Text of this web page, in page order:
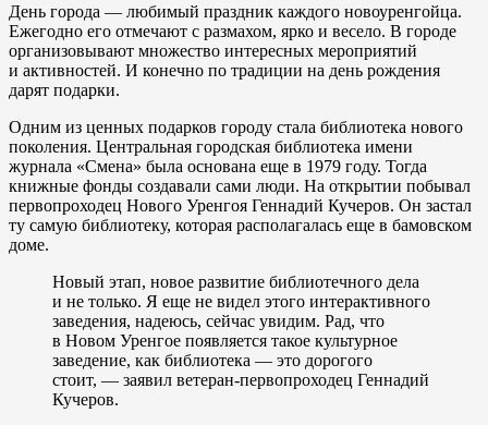
День города — любимый праздник каждого новоуренгойца.
Ежегодно его отмечают с размахом, ярко и весело. В городе
организовывают множество интересных мероприятий
и активностей. И конечно по традиции на день рождения
дарят подарки.
Одним из ценных подарков городу стала библиотека нового
поколения. Центральная городская библиотека имени
журнала «Смена» была основана еще в 1979 году. Тогда
книжные фонды создавали сами люди. На открытии побывал
первопроходец Нового Уренгоя Геннадий Кучеров. Он застал
ту самую библиотеку, которая располагалась еще в бамовском
доме.
Новый этап, новое развитие библиотечного дела
и не только. Я еще не видел этого интерактивного
заведения, надеюсь, сейчас увидим. Рад, что
в Новом Уренгое появляется такое культурное
заведение, как библиотека — это дорогого
стоит, — заявил ветеран-первопроходец Геннадий
Кучеров.